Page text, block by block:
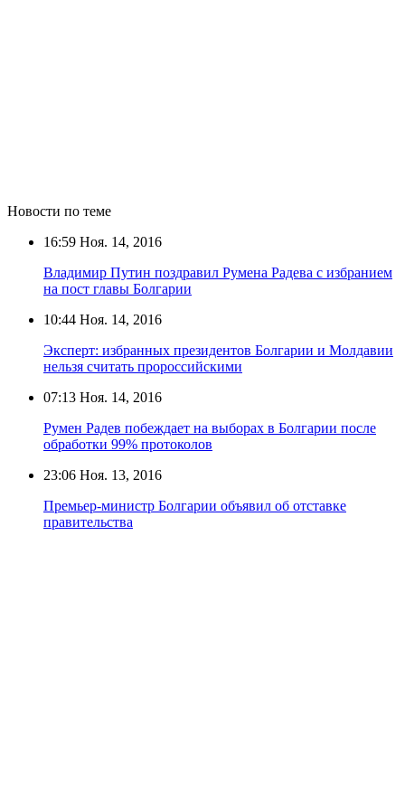
Новости по теме
16:59 Ноя. 14, 2016
Владимир Путин поздравил Румена Радева с избранием
на пост главы Болгарии
10:44 Ноя. 14, 2016
Эксперт: избранных президентов Болгарии и Молдавии
нельзя считать пророссийскими
07:13 Ноя. 14, 2016
Румен Радев побеждает на выборах в Болгарии после
обработки 99% протоколов
23:06 Ноя. 13, 2016
Премьер-министр Болгарии объявил об отставке
правительства